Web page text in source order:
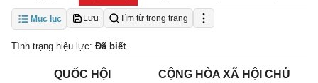
Mục lục Lưu Tìm từ trong trang
Tình trạng hiệu lực: Đã biết
QUỐC HỘI
CỘNG HÒA XÃ HỘI CHỦ